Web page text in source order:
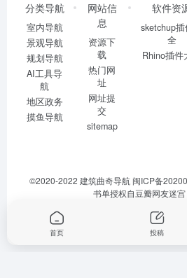
分类导航
室内导航
景观导航
规划导航
AI工具导
航
地区政务
摸鱼导航
网站信
息
资源下
载
热门网
址
网址提
交
sitemap
软件资
sketchup
全
Rhino插件
©2020-2022 建筑曲奇导航 闽ICP备
书单授权自豆瓣网友迷宫
首页 投稿